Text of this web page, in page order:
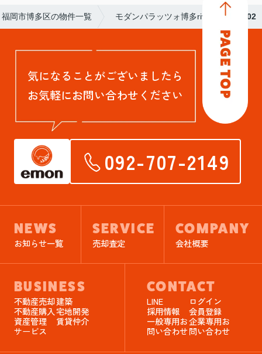
福岡市博多区の物件一覧 モダンパラッツォ博多rivaⅡ 502
気になることがございましたら
お気軽にお問い合わせください
092-707-2149
NEWS
お知らせ一覧
SERVICE
売却査定
COMPANY
会社概要
BUSINESS
不動産売却建築
不動産購入宅地開発
資産管理
サービス
賃貸仲介
CONTACT
LINE
ログイン
採用情報
会員登録
一般専用お
問い合わせ
企業専用お
問い合わせ